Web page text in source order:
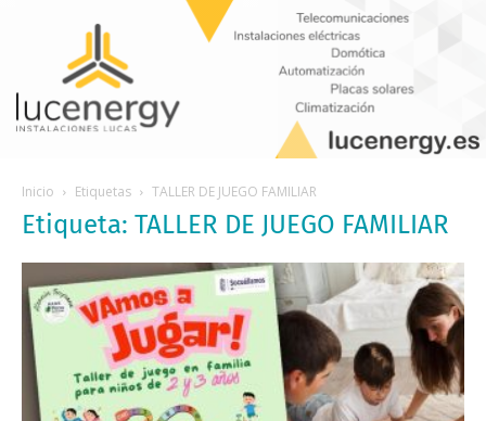
Inicio Etiquetas TALLER DE JUEGO FAMILIAR
Etiqueta: TALLER DE JUEGO FAMILIAR